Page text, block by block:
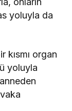
yoluyla da
kısmı organ
yoluyla